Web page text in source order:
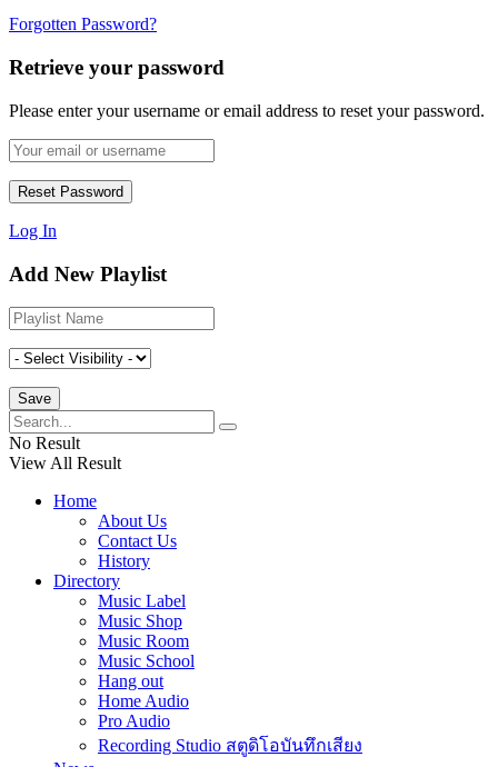
Forgotten Password?
Retrieve your password
Please enter your username or email address to reset your password.
Log In
Add New Playlist
No Result
View All Result
Home
About Us
Contact Us
History
Directory
Music Label
Music Shop
Music Room
Music School
Hang out
Home Audio
Pro Audio
Recording Studio สตูดิโอบันทึกเสียง